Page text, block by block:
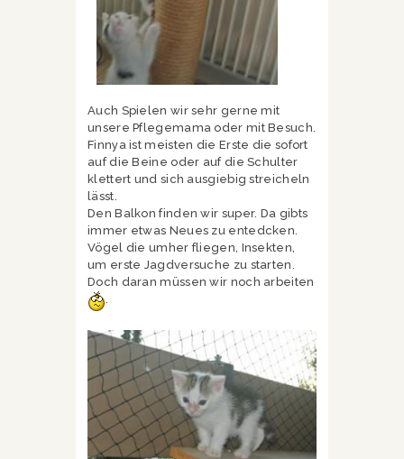
Auch Spielen wir sehr gerne mit
unsere Pflegemama oder mit Besuch.
Finnya ist meisten die Erste die sofort
auf die Beine oder auf die Schulter
klettert und sich ausgiebig streicheln
lässt.
Den Balkon finden wir super. Da gibts
immer etwas Neues zu entedcken.
Vögel die umher fliegen, Insekten,
um erste Jagdversuche zu starten.
Doch daran müssen wir noch arbeiten
.